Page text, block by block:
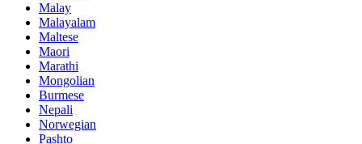
Malay
Malayalam
Maltese
Maori
Marathi
Mongolian
Burmese
Nepali
Norwegian
Pashto